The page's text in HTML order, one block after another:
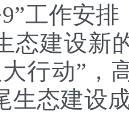
工作安
态建设新
行动”，
生态建设